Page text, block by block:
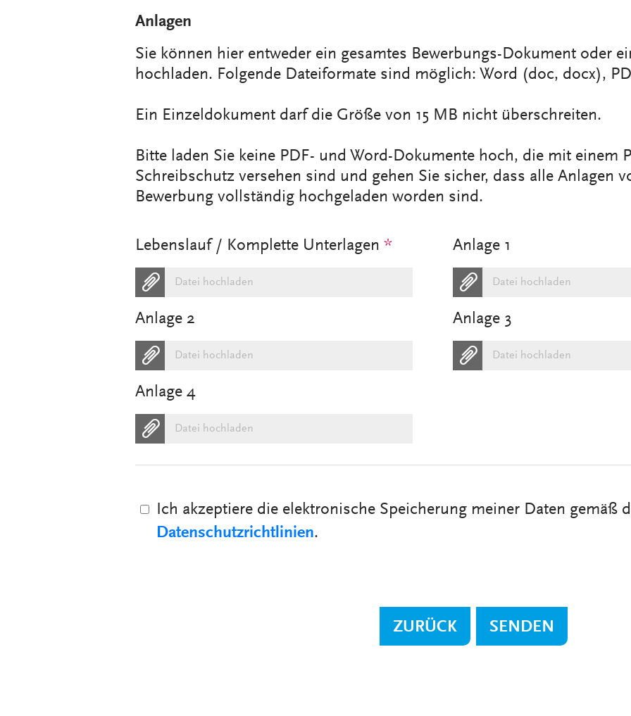
Anlagen
Sie können hier entweder ein gesamtes Bewerbungs-Dokument oder
hochladen. Folgende Dateiformate sind möglich: Word (doc, docx),
Ein Einzeldokument darf die Größe von 15 MB nicht überschreiten.
Bitte laden Sie keine PDF- und Word-Dokumente hoch, die mit einem
Schreibschutz versehen sind und gehen Sie sicher, dass alle Anlagen
Bewerbung vollständig hochgeladen worden sind.
Lebenslauf / Komplette Unterlagen *
Datei hochladen
Anlage 1
Datei hochladen
Anlage 2
Datei hochladen
Anlage 3
Datei hochladen
Anlage 4
Datei hochladen
Ich akzeptiere die elektronische Speicherung meiner Daten gemäß
Datenschutzrichtlinien.
ZURÜCK SENDEN